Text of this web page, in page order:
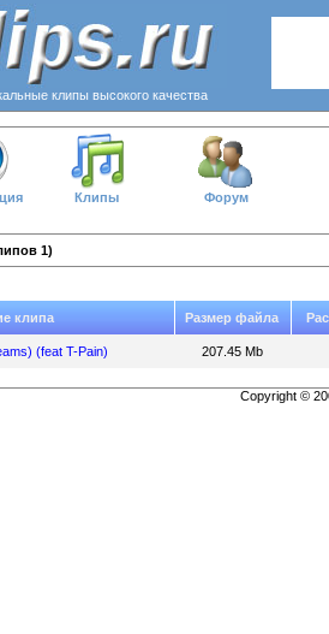
клипы высокого качества
Клипы Форум
1)
клипа Размер файла
(feat T-Pain) 207.45 Mb
Copyright ©